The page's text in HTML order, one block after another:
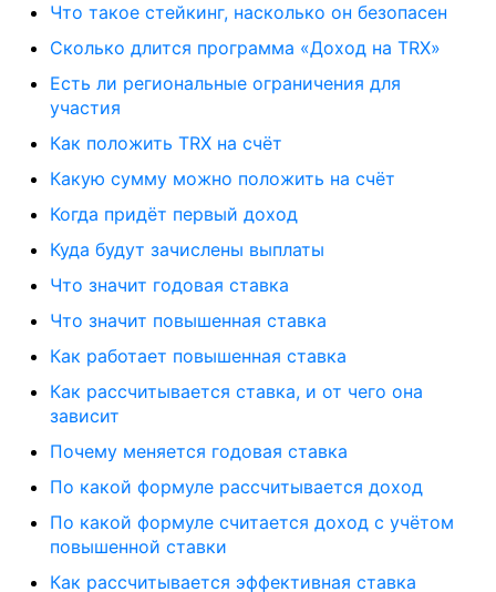
Что такое стейкинг, насколько он безопасен
Сколько длится программа «Доход на TRX»
Есть ли региональные ограничения для
участия
Как положить TRX на счёт
Какую сумму можно положить на счёт
Когда придёт первый доход
Куда будут зачислены выплаты
Что значит годовая ставка
Что значит повышенная ставка
Как работает повышенная ставка
Как рассчитывается ставка, и от чего она
зависит
Почему меняется годовая ставка
По какой формуле рассчитывается доход
По какой формуле считается доход с учётом
повышенной ставки
Как рассчитывается эффективная ставка